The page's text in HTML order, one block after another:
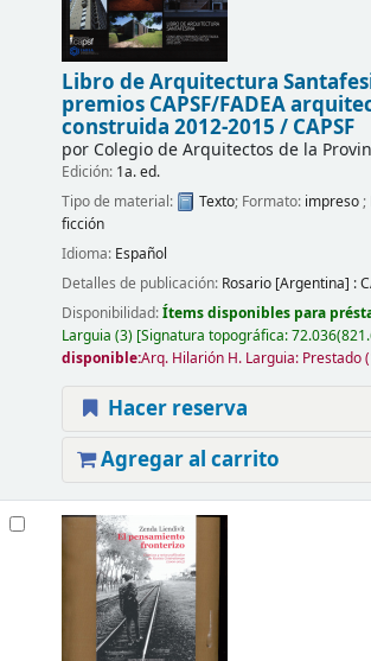
Libro de Arquitectura
premios CAPSF/FADEA
construida 2012-2015 / CAPSF
por Colegio de Arquitectos de la
Edición: 1a. ed.
Tipo de material:
Texto; Formato: impreso;
ficción
Idioma: Español
Detalles de publicación: Rosario [Argentina] :
Disponibilidad:Ítems disponibles para
Larguia (3) Signatura topográfica:
disponible:Arq. Hilarión H. Larguia: Prestado
Hacer reserva
Agregar al carrito